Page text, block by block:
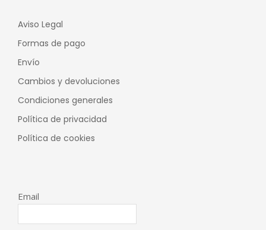
Aviso Legal
Formas de pago
Envío
Cambios y devoluciones
Condiciones generales
Política de privacidad
Política de cookies
Email